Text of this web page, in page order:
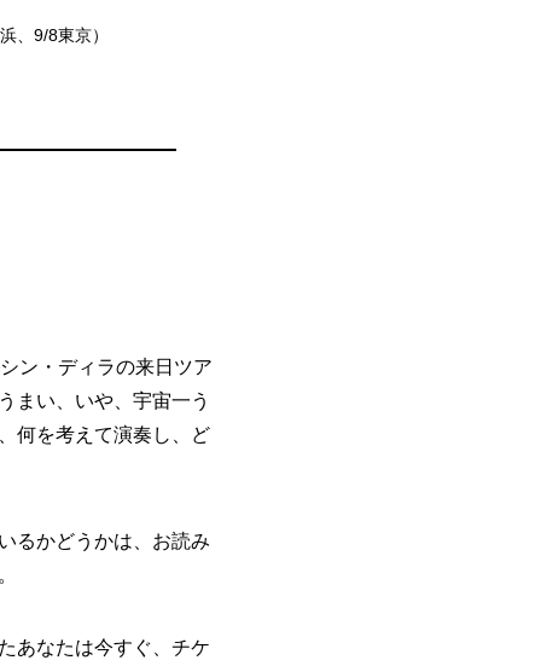
、9/8東京）
ン・ディラの来日ツア
まい、いや、宇宙一う
何を考えて演奏し、ど
るかどうかは、お読み
あなたは今すぐ、チケ